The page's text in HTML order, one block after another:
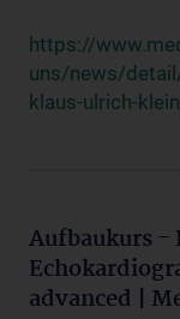
https://
uns/news/
klaus-ulrich-
Aufbaukurs
advanced |